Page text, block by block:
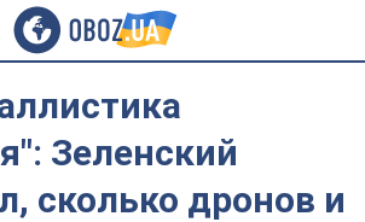
Зеленский
сколько дронов и